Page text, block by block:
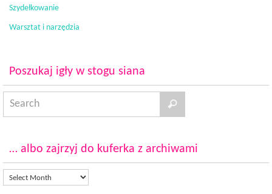
Szydełkowanie
Warsztat i narzędzia
Poszukaj igły w stogu siana
… albo zajrzyj do kuferka z archiwami